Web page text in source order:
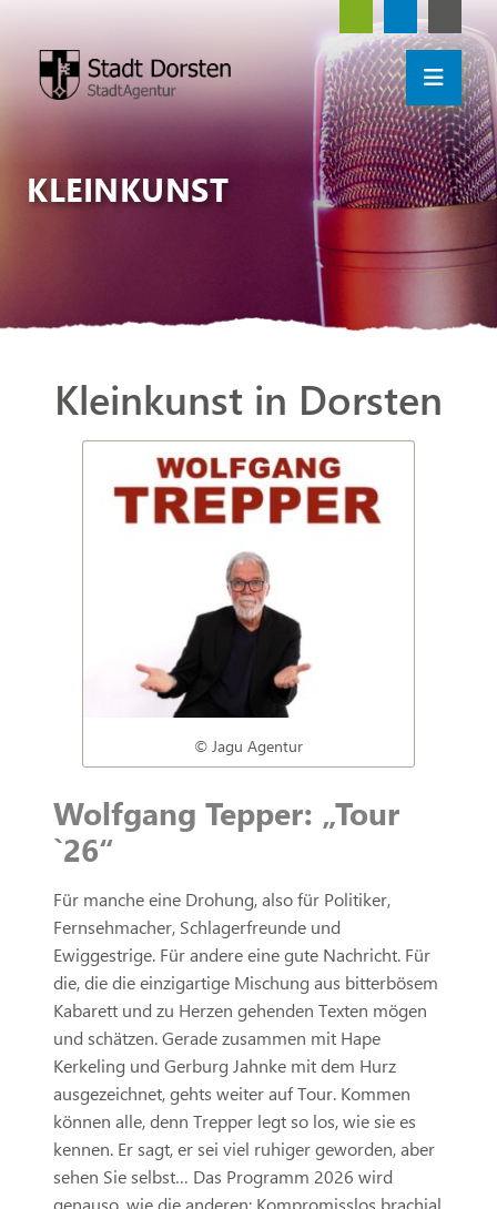
KLEINKUNST
Kleinkunst in Dorsten
© Jagu Agentur
Wolfgang Tepper: „Tour
`26“
Für manche eine Drohung, also für Politiker,
Fernsehmacher, Schlagerfreunde und
Ewiggestrige. Für andere eine gute Nachricht. Für
die, die die einzigartige Mischung aus bitterbösem
Kabarett und zu Herzen gehenden Texten mögen
und schätzen. Gerade zusammen mit Hape
Kerkeling und Gerburg Jahnke mit dem Hurz
ausgezeichnet, gehts weiter auf Tour. Kommen
können alle, denn Trepper legt so los, wie sie es
kennen. Er sagt, er sei viel ruhiger geworden, aber
sehen Sie selbst… Das Programm 2026 wird
genauso, wie die anderen: Kompromisslos brachial